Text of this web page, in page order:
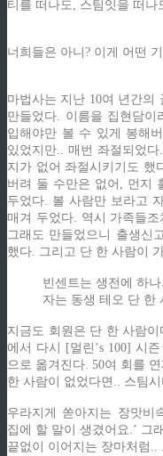
티를 떠나도, 스팀잇을 떠
너희들은 아니? 이게 어떤
마법사는 지난 10여 년간의
만들었다. 이름을 집현담이
입해야만 볼 수 있게 봉해
있었지만.. 매번 좌절되었
지가 없어 좌절시키기도 했
버려 둘 수만은 없어, 먼지
두었다. 볼 사람만 보라고
매겨 두었다. 역시 가족들
그래도 만들었으니 출생신
했다. 그리고 단 한 사람이
빈센트는 생전에 하
자는 동생 테오 단 한
지금도 회원은 단 한 사람
에서 다시 [멀린’s 100] 시
으로 옮겨진다. 50여 회를
한 사람이 없었다면.. 스팀
우라지게 쏟아지는 장맛비
집에 할 말이 생겼어요.’ 그
끝없이 이어지는 장마처럼